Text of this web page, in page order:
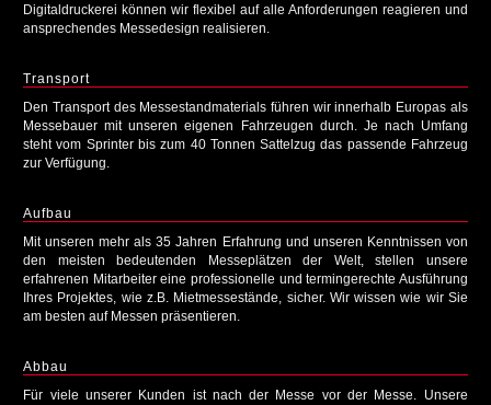
Digitaldruckerei können wir flexibel auf alle Anforderungen reagieren und
ansprechendes Messedesign realisieren.
Transport
Den Transport des Messestandmaterials führen wir innerhalb Europas als
Messebauer mit unseren eigenen Fahrzeugen durch. Je nach Umfang
steht vom Sprinter bis zum 40 Tonnen Sattelzug das passende Fahrzeug
zur Verfügung.
Aufbau
Mit unseren mehr als 35 Jahren Erfahrung und unseren Kenntnissen von
den meisten bedeutenden Messeplätzen der Welt, stellen unsere
erfahrenen Mitarbeiter eine professionelle und termingerechte Ausführung
Ihres Projektes, wie z.B. Mietmessestände, sicher. Wir wissen wie wir Sie
am besten auf Messen präsentieren.
Abbau
Für viele unserer Kunden ist nach der Messe vor der Messe. Unsere